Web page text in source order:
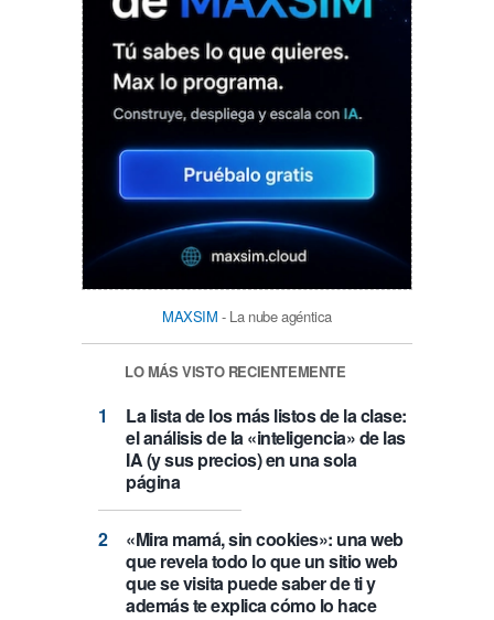
MAXSIM - La nube agéntica
LO MÁS VISTO RECIENTEMENTE
La lista de los más listos de la clase:
el análisis de la «inteligencia» de las
IA (y sus precios) en una sola
página
«Mira mamá, sin cookies»: una web
que revela todo lo que un sitio web
que se visita puede saber de ti y
además te explica cómo lo hace